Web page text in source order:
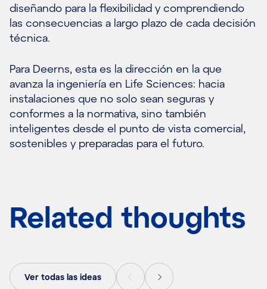
diseñando para la flexibilidad y comprendiendo
las consecuencias a largo plazo de cada decisión
técnica.
Para Deerns, esta es la dirección en la que
avanza la ingeniería en Life Sciences: hacia
instalaciones que no solo sean seguras y
conformes a la normativa, sino también
inteligentes desde el punto de vista comercial,
sostenibles y preparadas para el futuro.
Related thoughts
Ver todas las ideas